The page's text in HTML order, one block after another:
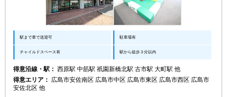
駅まで車で送迎可 駐車場有
チャイルドスペース有 駅から徒歩３分以内
得意沿線・駅： 西原駅 中筋駅 祇園新橋北駅 古市駅 大町駅 他
得意エリア：
広島市安佐南区 広島市中区 広島市東区 広島市西区 広島市
安佐北区 他